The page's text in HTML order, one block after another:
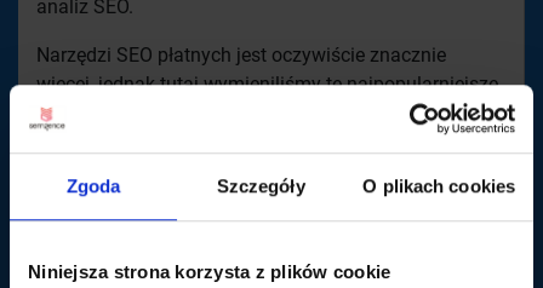
Zgoda Szczegóły O plikach cookies
Niniejsza strona korzysta z plików cookie
analiz SEO.
Narzędzi SEO płatnych jest oczywiście znacznie
więcej, jednak tutaj wymieniliśmy te najpopularniejsze,
które naszym zdaniem najlepiej spełniają swoją
funkcję. W przypadku analiza czynników onsite nie
dostarczonych przez Google.